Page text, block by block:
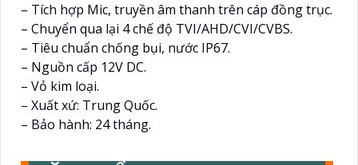
– Tích hợp Mic, truyền âm thanh trên cáp đồng trục.
– Chuyển qua lại 4 chế độ TVI/AHD/CVI/CVBS.
– Tiêu chuẩn chống bụi, nước IP67.
– Nguồn cấp 12V DC.
– Vỏ kim loại.
– Xuất xứ: Trung Quốc.
– Bảo hành: 24 tháng.